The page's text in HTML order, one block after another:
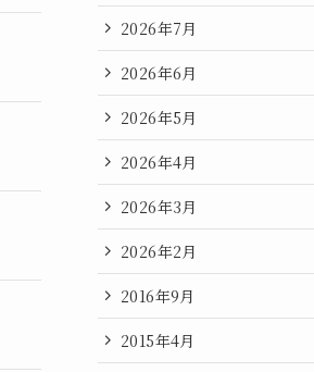
2026年7月
2026年6月
2026年5月
2026年4月
2026年3月
2026年2月
2016年9月
2015年4月